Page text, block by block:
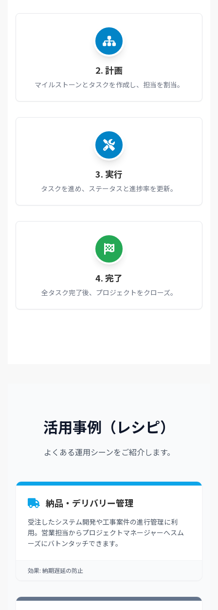
2. 計画
マイルストーンとタスクを作成し、担当を割当。
3. 実行
タスクを進め、ステータスと進捗率を更新。
4. 完了
全タスク完了後、プロジェクトをクローズ。
活用事例（レシピ）
よくある運用シーンをご紹介します。
納品・デリバリー管理
受注したシステム開発や工事案件の進行管理に利
用。営業担当からプロジェクトマネージャーへスム
ーズにバトンタッチできます。
効果: 納期遅延の防止